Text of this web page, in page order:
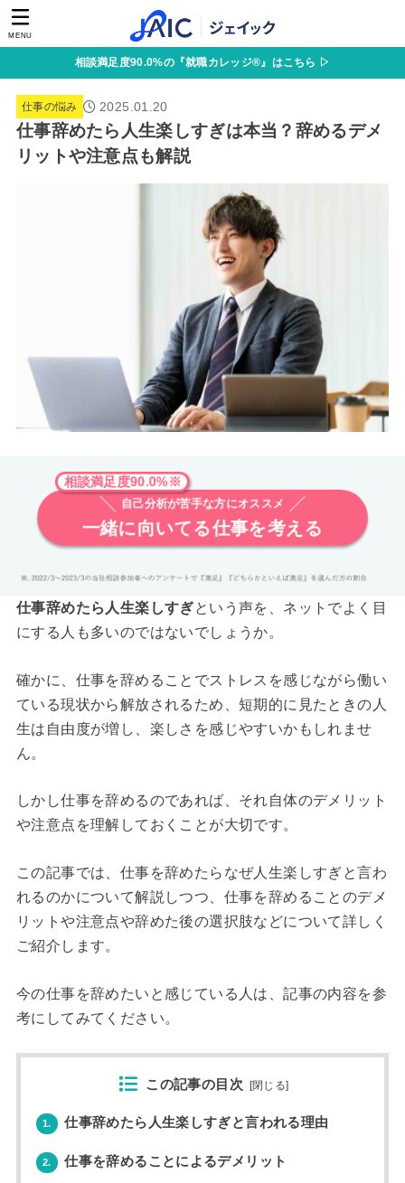
MENU
相談満足度90.0%の『就職カレッジ®』はこちら ▷
仕事の悩み 2025.01.20
仕事辞めたら人生楽しすぎは本当？辞めるデメ
リットや注意点も解説
相談満足度90.0%※
自己分析が苦手な方にオススメ
一緒に向いてる仕事を考える
仕事辞めたら人生楽しすぎという声を、ネットでよく目
にする人も多いのではないでしょうか。
確かに、仕事を辞めることでストレスを感じながら働い
ている現状から解放されるため、短期的に見たときの人
生は自由度が増し、楽しさを感じやすいかもしれませ
ん。
しかし仕事を辞めるのであれば、それ自体のデメリット
や注意点を理解しておくことが大切です。
この記事では、仕事を辞めたらなぜ人生楽しすぎと言わ
れるのかについて解説しつつ、仕事を辞めることのデメ
リットや注意点や辞めた後の選択肢などについて詳しく
ご紹介します。
今の仕事を辞めたいと感じている人は、記事の内容を参
考にしてみてください。
この記事の目次 [閉じる]
1. 仕事辞めたら人生楽しすぎと言われる理由
2. 仕事を辞めることによるデメリット